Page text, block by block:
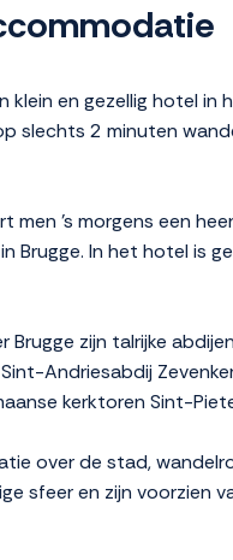
klein en gezellig hotel
slechts 2 minuten
men 's morgens een
Brugge. In het hotel is
Brugge zijn talrijke
Andriesabdij
kerktoren Sint-
over de stad,
sfeer en zijn